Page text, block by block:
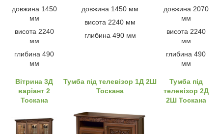
довжина 1450
мм
висота 2240
мм
глибина 490
мм
довжина 1450 мм
висота 2240 мм
глибина 490 мм
довжина 2070
мм
висота 2240
мм
глибина 490
мм
Вітрина 3Д
варіант 2
Тоскана
Тумба під телевізор 1Д 2Ш
Тоскана
Тумба під
телевізор 2Д
2Ш Тоскана